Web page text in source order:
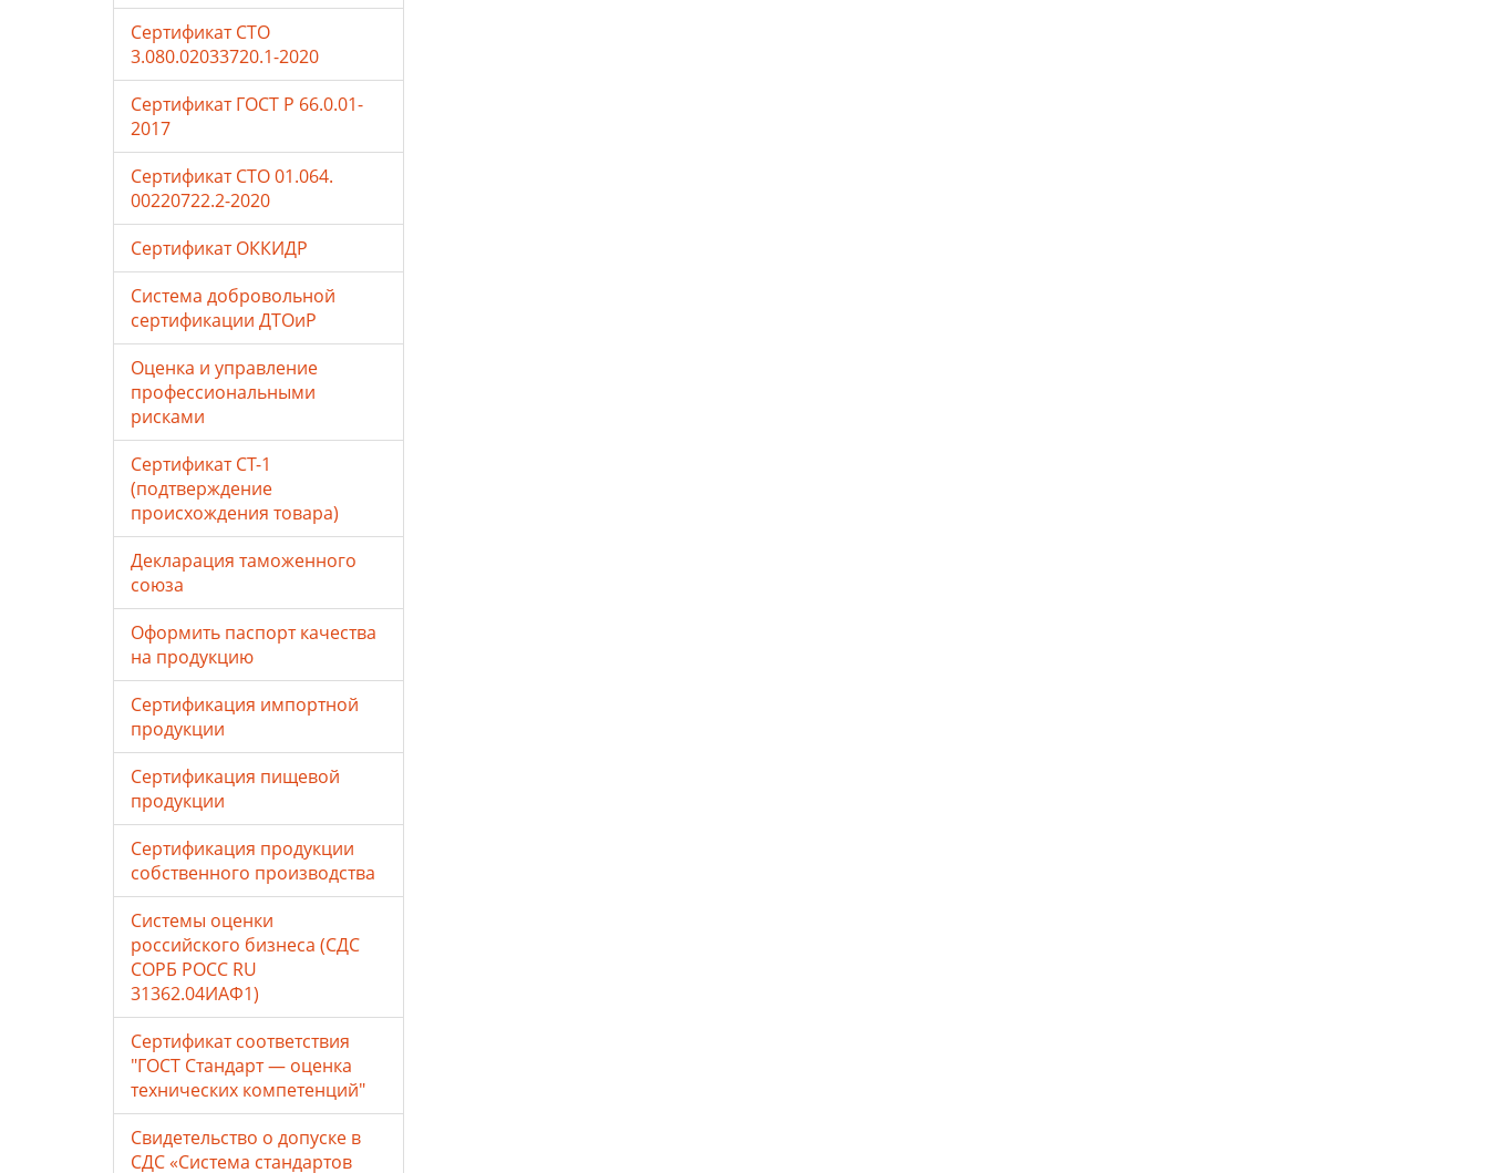
Сертификат СТО
3.080.02033720.1-2020
Сертификат ГОСТ Р 66.0.01-
2017
Сертификат СТО 01.064.
00220722.2-2020
Сертификат ОККИДР
Система добровольной
сертификации ДТОиР
Оценка и управление
профессиональными
рисками
Сертификат СТ-1
(подтверждение
происхождения товара)
Декларация таможенного
союза
Оформить паспорт качества
на продукцию
Сертификация импортной
продукции
Сертификация пищевой
продукции
Сертификация продукции
собственного производства
Системы оценки
российского бизнеса (СДС
СОРБ РОСС RU
31362.04ИАФ1)
Сертификат соответствия
"ГОСТ Стандарт — оценка
технических компетенций"
Свидетельство о допуске в
СДС «Система стандартов